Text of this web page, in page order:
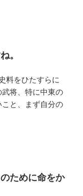
。
料をひたすらに
将、特に中東の
と、まず自分の
ために命をか